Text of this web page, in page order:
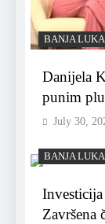
BANJA LUKA
Danijela
punim
July 30,
BANJA LUKA
Investicija
Završena